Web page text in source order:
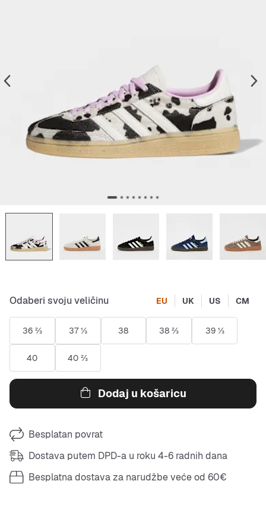
Odaberi svoju veličinu EU UK US CM
36 ⅔ 37 ⅓ 38 38 ⅔ 39 ⅓
40 40 ⅔
Dodaj u košaricu
Besplatan povrat
Dostava putem DPD-a u roku 4-6 radnih dana
Besplatna dostava za narudžbe veće od 60€